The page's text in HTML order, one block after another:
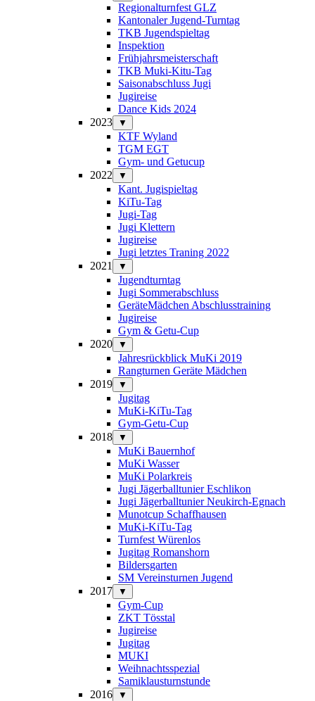
Regionalturnfest GLZ
Kantonaler Jugend-Turntag
TKB Jugendspieltag
Inspektion
Frühjahrsmeisterschaft
TKB Muki-Kitu-Tag
Saisonabschluss Jugi
Jugireise
Dance Kids 2024
2023
▼
KTF Wyland
TGM EGT
Gym- und Getucup
2022
▼
Kant. Jugispieltag
KiTu-Tag
Jugi-Tag
Jugi Klettern
Jugireise
Jugi letztes Traning 2022
2021
▼
Jugendturntag
Jugi Sommerabschluss
GeräteMädchen Abschlusstraining
Jugireise
Gym & Getu-Cup
2020
▼
Jahresrückblick MuKi 2019
Rangturnen Geräte Mädchen
2019
▼
Jugitag
MuKi-KiTu-Tag
Gym-Getu-Cup
2018
▼
MuKi Bauernhof
MuKi Wasser
MuKi Polarkreis
Jugi Jägerballtunier Eschlikon
Jugi Jägerballtunier Neukirch-Egnach
Munotcup Schaffhausen
MuKi-KiTu-Tag
Turnfest Würenlos
Jugitag Romanshorn
Bildersgarten
SM Vereinsturnen Jugend
2017
▼
Gym-Cup
ZKT Tösstal
Jugireise
Jugitag
MUKI
Weihnachtsspezial
Samiklausturnstunde
2016
▼